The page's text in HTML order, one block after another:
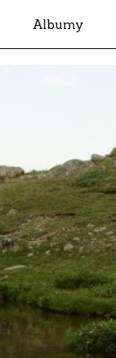
Albumy